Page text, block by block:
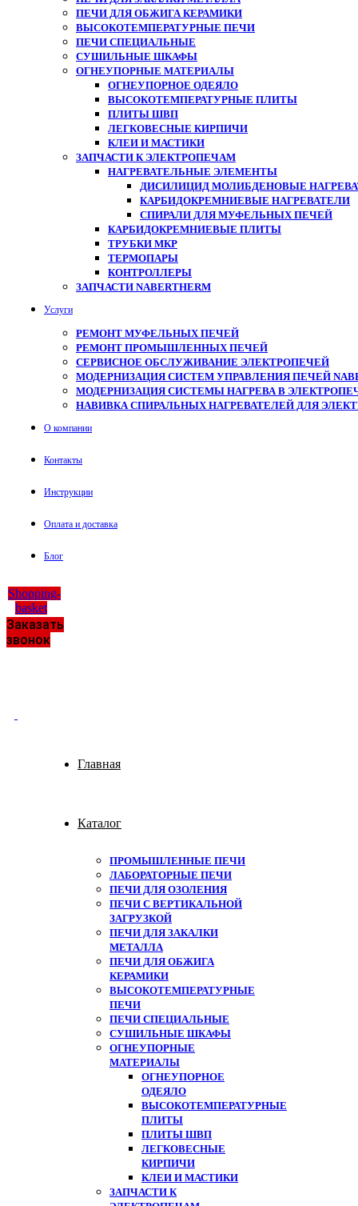
ПЕЧИ ДЛЯ ОБЖИГА КЕРАМИКИ
ВЫСОКОТЕМПЕРАТУРНЫЕ ПЕЧИ
ПЕЧИ СПЕЦИАЛЬНЫЕ
СУШИЛЬНЫЕ ШКАФЫ
ОГНЕУПОРНЫЕ МАТЕРИАЛЫ
ОГНЕУПОРНОЕ ОДЕЯЛО
ВЫСОКОТЕМПЕРАТУРНЫЕ ПЛИТЫ
ПЛИТЫ ШВП
ЛЕГКОВЕСНЫЕ КИРПИЧИ
КЛЕИ И МАСТИКИ
ЗАПЧАСТИ К ЭЛЕКТРОПЕЧАМ
НАГРЕВАТЕЛЬНЫЕ ЭЛЕМЕНТЫ
ДИСИЛИЦИД МОЛИБДЕНОВЫЕ
КАРБИДОКРЕМНИЕВЫЕ НАГРЕВАТЕЛИ
СПИРАЛИ ДЛЯ МУФЕЛЬНЫХ ПЕЧЕЙ
КАРБИДОКРЕМНИЕВЫЕ ПЛИТЫ
ТРУБКИ МКР
ТЕРМОПАРЫ
КОНТРОЛЛЕРЫ
ЗАПЧАСТИ NABERTHERM
Услуги
РЕМОНТ МУФЕЛЬНЫХ ПЕЧЕЙ
РЕМОНТ ПРОМЫШЛЕННЫХ ПЕЧЕЙ
СЕРВИСНОЕ ОБСЛУЖИВАНИЕ ЭЛЕКТРОПЕЧЕЙ
МОДЕРНИЗАЦИЯ СИСТЕМ УПРАВЛЕНИЯ ПЕЧЕЙ
МОДЕРНИЗАЦИЯ СИСТЕМЫ НАГРЕВА В
НАВИВКА СПИРАЛЬНЫХ НАГРЕВАТЕЛЕЙ ДЛЯ
О компании
Контакты
Инструкции
Оплата и доставка
Блог
Shopping-
basket
Заказать
звонок
Главная
Каталог
ПРОМЫШЛЕННЫЕ ПЕЧИ
ЛАБОРАТОРНЫЕ ПЕЧИ
ПЕЧИ ДЛЯ ОЗОЛЕНИЯ
ПЕЧИ С ВЕРТИКАЛЬНОЙ
ЗАГРУЗКОЙ
ПЕЧИ ДЛЯ ЗАКАЛКИ
МЕТАЛЛА
ПЕЧИ ДЛЯ ОБЖИГА
КЕРАМИКИ
ВЫСОКОТЕМПЕРАТУРНЫЕ
ПЕЧИ
ПЕЧИ СПЕЦИАЛЬНЫЕ
СУШИЛЬНЫЕ ШКАФЫ
ОГНЕУПОРНЫЕ
МАТЕРИАЛЫ
ОГНЕУПОРНОЕ
ОДЕЯЛО
ВЫСОКОТЕМПЕРАТУРНЫЕ
ПЛИТЫ
ПЛИТЫ ШВП
ЛЕГКОВЕСНЫЕ
КИРПИЧИ
КЛЕИ И МАСТИКИ
ЗАПЧАСТИ К